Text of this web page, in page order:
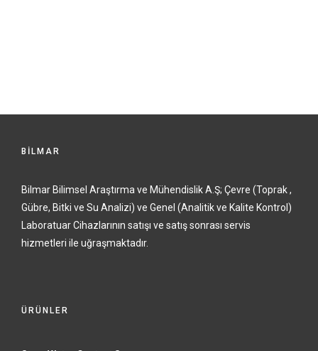
BİLMAR
Bilmar Bilimsel Araştırma ve Mühendislik A.Ş; Çevre (Toprak ,
Gübre, Bitki ve Su Analizi) ve Genel (Analitik ve Kalite Kontrol)
Laboratuar Cihazlarının satışı ve satış sonrası servis
hizmetleri ile uğraşmaktadır.
ÜRÜNLER